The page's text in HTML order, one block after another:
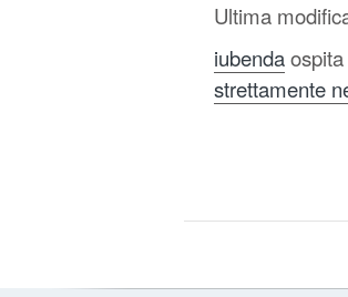
Ultima
iubenda
strettamente